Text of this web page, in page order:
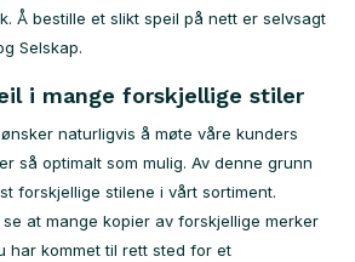
Å bestille et slikt speil på nett er selvsagt
Selskap.
i mange forskjellige stiler
naturligvis å møte våre kunders
så optimalt som mulig. Av denne grunn
forskjellige stilene i vårt sortiment.
at mange kopier av forskjellige merker
har kommet til rett sted for et